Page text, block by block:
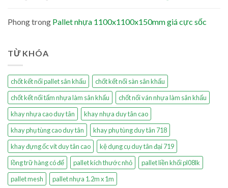
Phongtrong Pallet nhựa 1100x1100x150mm giá cực sốc
TỪ KHÓA
chốt kết nối pallet sân khấu
chốt kết nối sàn sân khấu
chốt kết nối tấm nhựa làm sân khấu
chốt nối ván nhựa làm sân khấu
khay nhựa cao duy tân
khay nhựa duy tân cao
khay phụ tùng cao duy tân
khay phụ tùng duy tân 718
khay đựng ốc vít duy tân cao
kệ dụng cụ duy tân đại 719
lồng trữ hàng có đế
pallet kích thước nhỏ
pallet liền khối pl08lk
pallet mesh
pallet nhựa 1.2m x 1m